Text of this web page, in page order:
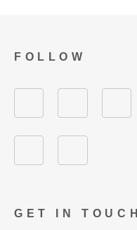
GET IN TOUCH
FOLLOW